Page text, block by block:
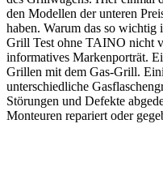
den Modellen der unteren
haben. Warum das so wichtig
Grill Test ohne TAINO nicht
informatives Markenporträt.
Grillen mit dem Gas-Grill.
unterschiedliche
Störungen und Defekte
Monteuren repariert oder